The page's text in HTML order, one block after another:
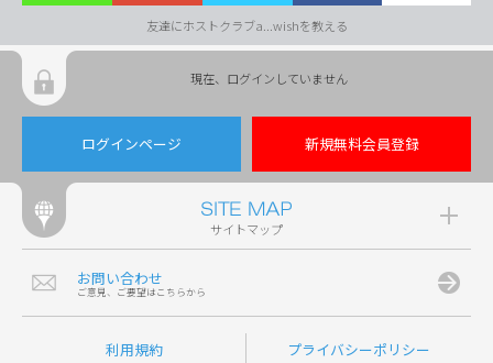
友達にホストクラブa...wishを教える
現在、ログインしていません
ログインページ 新規無料会員登録
サイトマップ
お問い合わせ
ご意見、ご要望はこちらから
利用規約 プライバシーポリシー